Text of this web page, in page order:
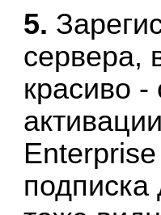
5.
сервера,
красиво
подписка